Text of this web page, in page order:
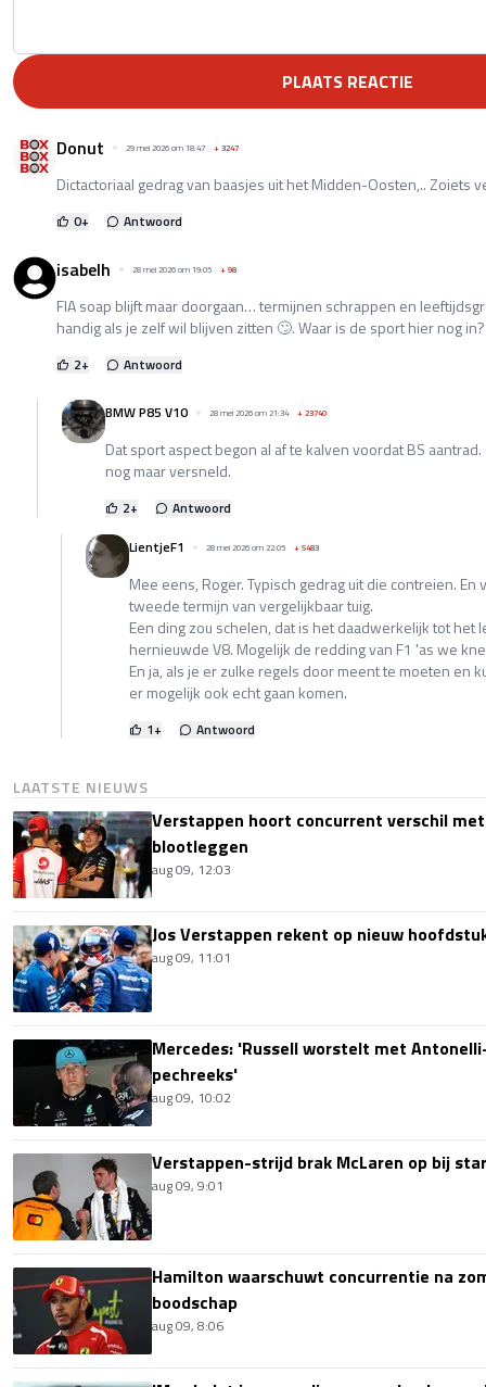
PLAATS REACTIE
Donut 29 mei 2026 om 18:47 +3247
Dictactoriaal gedrag van baasjes uit het Midden-Oosten,.. Zoiets
0+ Antwoord
isabelh 28 mei 2026 om 19:05 +98
FIA soap blijft maar doorgaan… termijnen schrappen en
handig als je zelf wil blijven zitten 🙄. Waar is de sport hier nog in?
2+ Antwoord
BMW P85 V10 28 mei 2026 om 21:34 +23740
Dat sport aspect begon al af te kalven voordat BS
nog maar versneld.
2+
Antwoord
LientjeF1
28 mei 2026 om 22:05 +5483
Mee eens, Roger. Typisch gedrag uit die contreien. En
tweede termijn van vergelijkbaar tuig.
Een ding zou schelen, dat is het daadwerkelijk tot het
hernieuwde V8. Mogelijk de redding van F1 'as we
En ja, als je er zulke regels door meent te moeten en
er mogelijk ook echt gaan komen.
1+ Antwoord
LAATSTE NIEUWS
Verstappen hoort concurrent verschil
blootleggen
aug 09, 12:03
Jos Verstappen rekent op nieuw
aug 09, 11:01
Mercedes: 'Russell worstelt met
pechreeks'
aug 09, 10:02
Verstappen-strijd brak McLaren op bij
aug 09, 9:01
Hamilton waarschuwt concurrentie na
boodschap
aug 09, 8:06